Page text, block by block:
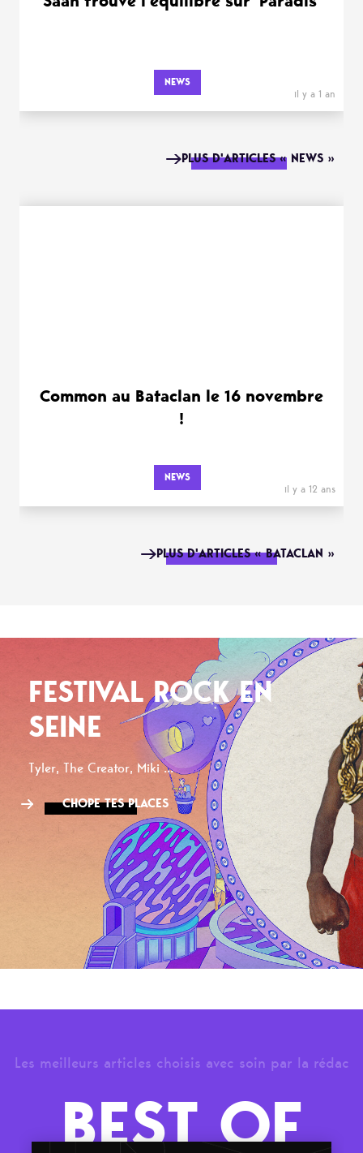
NEWS
il y a 1 an
PLUS D'ARTICLES « NEWS »
Common au Bataclan le 16 novembre
!
NEWS
il y a 12 ans
PLUS D'ARTICLES « BATACLAN »
FESTIVAL ROCK EN
SEINE
Tyler, The Creator, Miki ...
CHOPE TES PLACES
Les meilleurs articles choisis avec soin par la rédac
BEST OF